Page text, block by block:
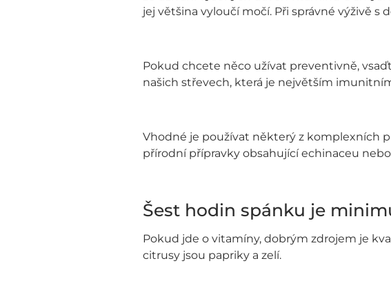
jej většina vyloučí močí. Při správné výživě
Pokud chcete něco užívat preventivně,
našich střevech, která je největším
Vhodné je používat některý z komplexních
přírodní přípravky obsahující echinaceu
Šest hodin spánku je
Pokud jde o vitamíny, dobrým zdrojem je
citrusy jsou papriky a zelí.